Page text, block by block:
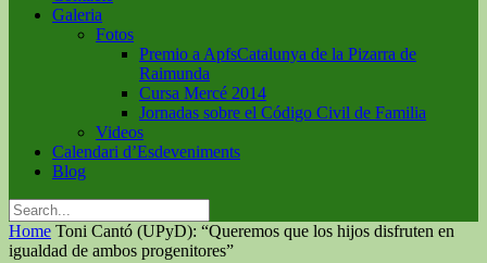
Galeria
Fotos
Premio a ApfsCatalunya de la Pizarra de
Raimunda
Cursa Mercé 2014
Jornadas sobre el Código Civil de Familia
Videos
Calendari d’Esdeveniments
Blog
Home Toni Cantó (UPyD): “Queremos que los hijos disfruten en
igualdad de ambos progenitores”